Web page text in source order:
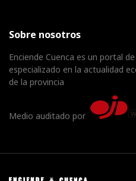
Sobre nosotros
Enciende Cuenca es un portal
especializado en la actualidad
de la provincia
Medio auditado por